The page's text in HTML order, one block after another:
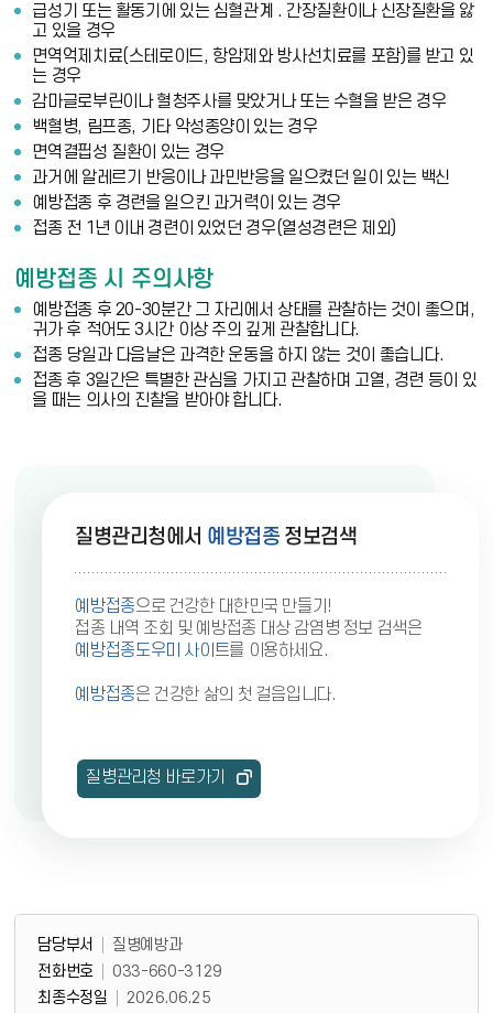
급성기 또는 활동기에 있는 심혈관계 . 간장질환이나 신장질환을 앓
고 있을 경우
면역억제치료(스테로이드, 항암제와 방사선치료를 포함)를 받고 있
는 경우
감마글로부린이나 혈청주사를 맞았거나 또는 수혈을 받은 경우
백혈병, 림프종, 기타 악성종양이 있는 경우
면역결핍성 질환이 있는 경우
과거에 알레르기 반응이나 과민반응을 일으켰던 일이 있는 백신
예방접종 후 경련을 일으킨 과거력이 있는 경우
접종 전 1년 이내 경련이 있었던 경우(열성경련은 제외)
예방접종 시 주의사항
예방접종 후 20-30분간 그 자리에서 상태를 관찰하는 것이 좋으며,
귀가 후 적어도 3시간 이상 주의 깊게 관찰합니다.
접종 당일과 다음날은 과격한 운동을 하지 않는 것이 좋습니다.
접종 후 3일간은 특별한 관심을 가지고 관찰하며 고열, 경련 등이 있
을 때는 의사의 진찰을 받아야 합니다.
질병관리청에서 예방접종정보검색
예방접종으로 건강한 대한민국 만들기!
접종 내역 조회 및 예방접종 대상 감염병 정보 검색은
예방접종도우미 사이트를 이용하세요.
예방접종은 건강한 삶의 첫 걸음입니다.
질병관리청 바로가기
담당부서 정보 담당부서 정보
담당부서
질병예방과
전화번호
033-660-3129
최종수정일
2026.06.25